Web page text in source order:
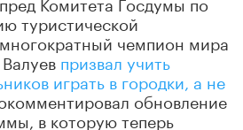
туристической
чемпион мира
призвал учить
играть в городки, а не
обновление
в которую теперь